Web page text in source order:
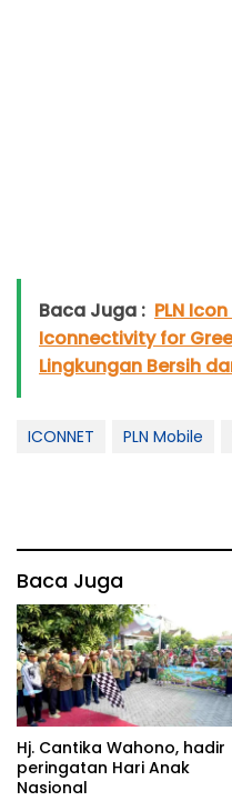
Baca Juga : PLN
Iconnectivity for
Lingkungan Bersih
ICONNET PLN Mobile
Baca Juga
Hj. Cantika Wahono, hadir
peringatan Hari Anak
Nasional